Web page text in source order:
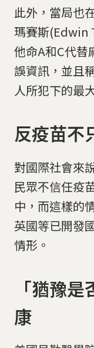
此外，當局也
瑪賽斯(Edwin
他命A和C代替
誤資訊，並且
人所犯下的最
反疫苗不
對國際社會來
民眾不信任疫
中，而這樣的
英國等已開發
情形。
「猶豫
康